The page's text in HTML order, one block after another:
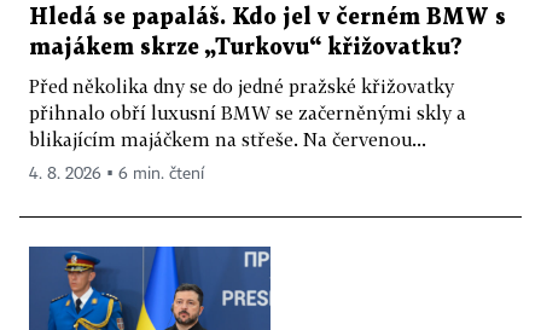
Hledá se papaláš. Kdo jel v černém BMW s
majákem skrze „Turkovu“ křižovatku?
Před několika dny se do jedné pražské křižovatky
přihnalo obří luxusní BMW se začerněnými skly a
blikajícím majáčkem na střeše. Na červenou...
4. 8. 2026 ▪ 6 min. čtení